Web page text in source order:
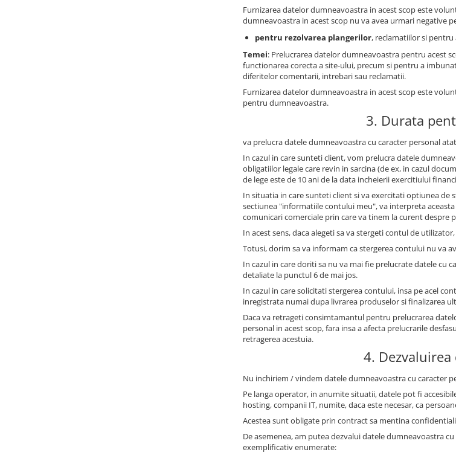
Furnizarea datelor dumneavoastra in acest scop este
dumneavoastra in acest scop nu va avea urmari negative
pentru rezolvarea plangerilor, reclamatiilor si
Temei: Prelucrarea datelor dumneavoastra pentru acest
functionarea corecta a site-ului, precum si pentru a
diferitelor comentarii, intrebari sau reclamatii.
Furnizarea datelor dumneavoastra in acest scop este
pentru dumneavoastra.
3. Durata
va prelucra datele dumneavoastra cu caracter personal
In cazul in care sunteti client, vom prelucra datele
obligatiilor legale care revin in sarcina (de ex, in cazul
de lege este de 10 ani de la data incheierii exercitiului
In situatia in care sunteti client si va exercitati optiunea
sectiunea "informatiile contului meu", va interpreta
comunicari comerciale prin care va tinem la curent
In acest sens, daca alegeti sa va stergeti contul de
Totusi, dorim sa va informam ca stergerea contului nu va
In cazul in care doriti sa nu va mai fie prelucrate datele cu
detaliate la punctul 6 de mai jos.
In cazul in care solicitati stergerea contului, insa pe acel
inregistrata numai dupa livrarea produselor si finalizarea
Daca va retrageti consimtamantul pentru prelucrarea
personal in acest scop, fara insa a afecta prelucrarile
retragerea acestuia.
4.
Nu inchiriem / vindem datele dumneavoastra cu caracter
Pe langa operator, in anumite situatii, datele pot fi
hosting, companii IT, numite, daca este necesar, ca
Acestea sunt obligate prin contract sa mentina
De asemenea, am putea dezvalui datele dumneavoastra
exemplificativ enumerate: